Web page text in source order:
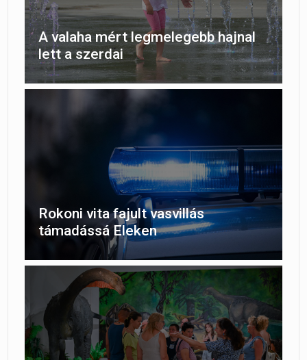
A valaha mért legmelegebb hajnal
lett a szerdai
Rokoni vita fajult vasvillás
támadássá Eleken